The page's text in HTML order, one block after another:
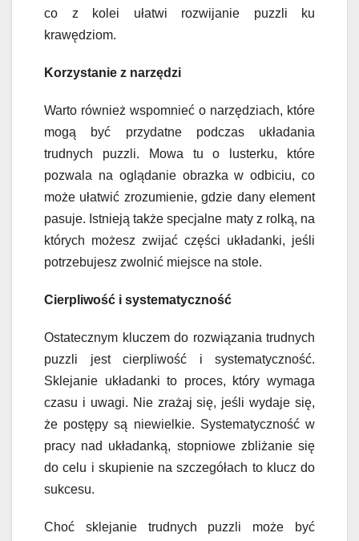
co z kolei ułatwi rozwijanie puzzli ku
krawędziom.
Korzystanie z narzędzi
Warto również wspomnieć o narzędziach, które
mogą być przydatne podczas układania
trudnych puzzli. Mowa tu o lusterku, które
pozwala na oglądanie obrazka w odbiciu, co
może ułatwić zrozumienie, gdzie dany element
pasuje. Istnieją także specjalne maty z rolką, na
których możesz zwijać części układanki, jeśli
potrzebujesz zwolnić miejsce na stole.
Cierpliwość i systematyczność
Ostatecznym kluczem do rozwiązania trudnych
puzzli jest cierpliwość i systematyczność.
Sklejanie układanki to proces, który wymaga
czasu i uwagi. Nie zrażaj się, jeśli wydaje się,
że postępy są niewielkie. Systematyczność w
pracy nad układanką, stopniowe zbliżanie się
do celu i skupienie na szczegółach to klucz do
sukcesu.
Choć sklejanie trudnych puzzli może być